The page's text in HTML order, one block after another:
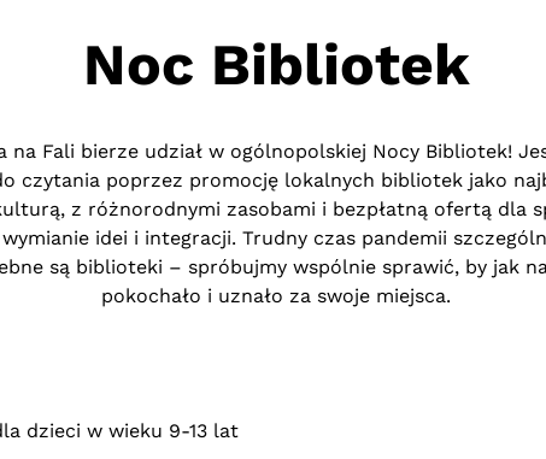
Noc Bibliotek
na Fali bierze udział w ogólnopolskiej Nocy Bibliotek!
czytania poprzez promocję lokalnych bibliotek jako
z różnorodnymi zasobami i bezpłatną ofertą dla
idei i integracji. Trudny czas pandemii
są biblioteki – spróbujmy wspólnie sprawić, by jak
pokochało i uznało za swoje miejsca.
dzieci w wieku 9-13 lat